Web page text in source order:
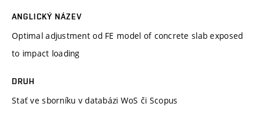
ANGLICKÝ NÁZEV
Optimal adjustment od FE model of concrete slab exposed
to impact loading
DRUH
Stať ve sborníku v databázi WoS či Scopus